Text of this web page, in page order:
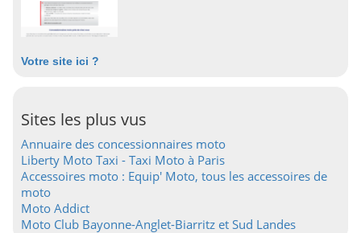
Votre site ici ?
Sites les plus vus
Annuaire des concessionnaires moto
Liberty Moto Taxi - Taxi Moto à Paris
Accessoires moto : Equip' Moto, tous les accessoires de
moto
Moto Addict
Moto Club Bayonne-Anglet-Biarritz et Sud Landes